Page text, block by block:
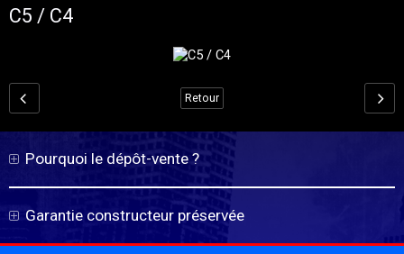
C5 / C4
Retour
Pourquoi le dépôt-vente ?
Garantie constructeur préservée